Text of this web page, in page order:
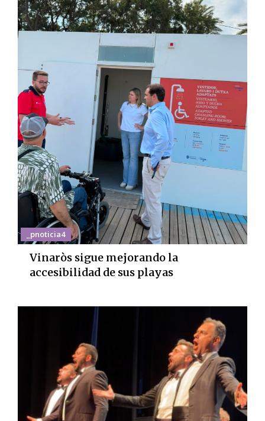
_pnoticia4
Vinaròs sigue mejorando la
accesibilidad de sus playas